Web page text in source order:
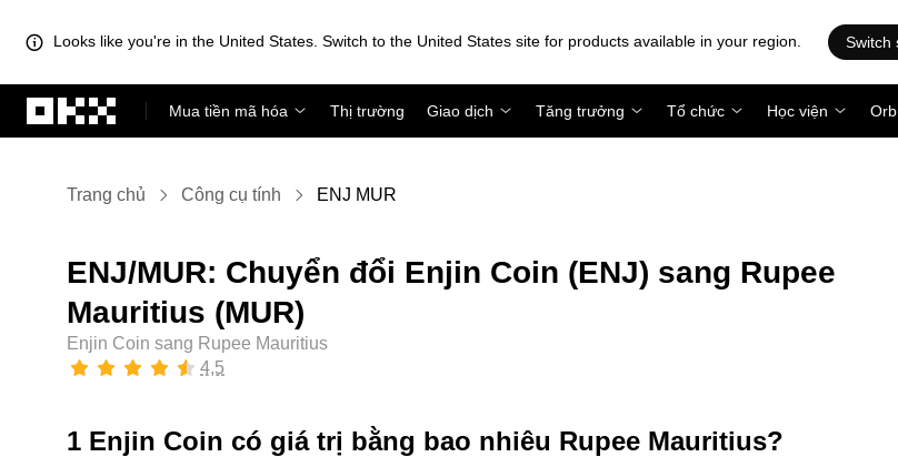
Looks like you're in the United States. Switch to the United States site for products available in your region. Switch
Mua tiền mã hóa
Thị trường Giao dịch Tăng trưởng Tổ chức Học viện
Trang chủ Công cụ tính ENJ MUR
ENJ/MUR: Chuyển đổi Enjin Coin (ENJ) sang Rupee
Mauritius (MUR)
Enjin Coin sang Rupee Mauritius
4,5
1 Enjin Coin có giá trị bằng bao nhiêu Rupee Mauritius?